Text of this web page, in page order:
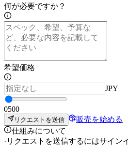
何が必要ですか？
希望価格
JPY
0500
リクエストを送信
販売を始める
仕組みについて
· リクエストを送信するにはサイン